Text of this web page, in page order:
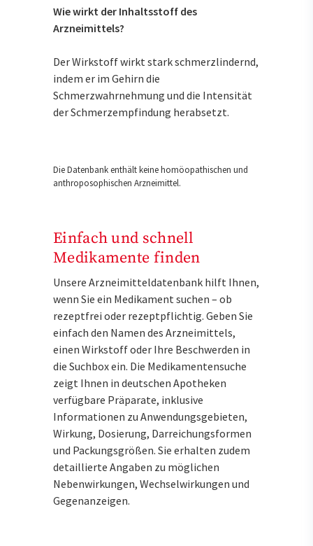
Wie wirkt der Inhaltsstoff des
Arzneimittels?
Der Wirkstoff wirkt stark schmerzlindernd,
indem er im Gehirn die
Schmerzwahrnehmung und die Intensität
der Schmerzempfindung herabsetzt.
Die Datenbank enthält keine homöopathischen und
anthroposophischen Arzneimittel.
Einfach und schnell
Medikamente finden
Unsere Arzneimitteldatenbank hilft Ihnen,
wenn Sie ein Medikament suchen – ob
rezeptfrei oder rezeptpflichtig. Geben Sie
einfach den Namen des Arzneimittels,
einen Wirkstoff oder Ihre Beschwerden in
die Suchbox ein. Die Medikamentensuche
zeigt Ihnen in deutschen Apotheken
verfügbare Präparate, inklusive
Informationen zu Anwendungsgebieten,
Wirkung, Dosierung, Darreichungsformen
und Packungsgrößen. Sie erhalten zudem
detaillierte Angaben zu möglichen
Nebenwirkungen, Wechselwirkungen und
Gegenanzeigen.